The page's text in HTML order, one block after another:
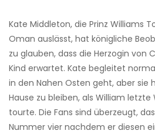
Kate Middleton, die Prinz Williams
Oman auslässt, hat königliche
zu glauben, dass die Herzogin von
Kind erwartet. Kate begleitet
in den Nahen Osten geht, aber sie
Hause zu bleiben, als William
tourte. Die Fans sind überzeugt,
Nummer vier nachdem er diesen